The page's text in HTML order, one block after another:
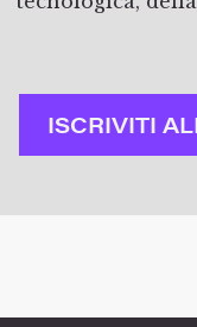
ISCRIVITI